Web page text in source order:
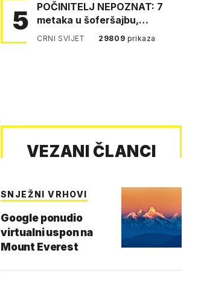
5
POČINITELJ NEPOZNAT: 7
metaka u šoferšajbu,
propucan Meštrović.
CRNI SVIJET 29809 prikaza
VEZANI ČLANCI
SNJEŽNI VRHOVI
Google ponudio
virtualni uspon na
Mount Everest